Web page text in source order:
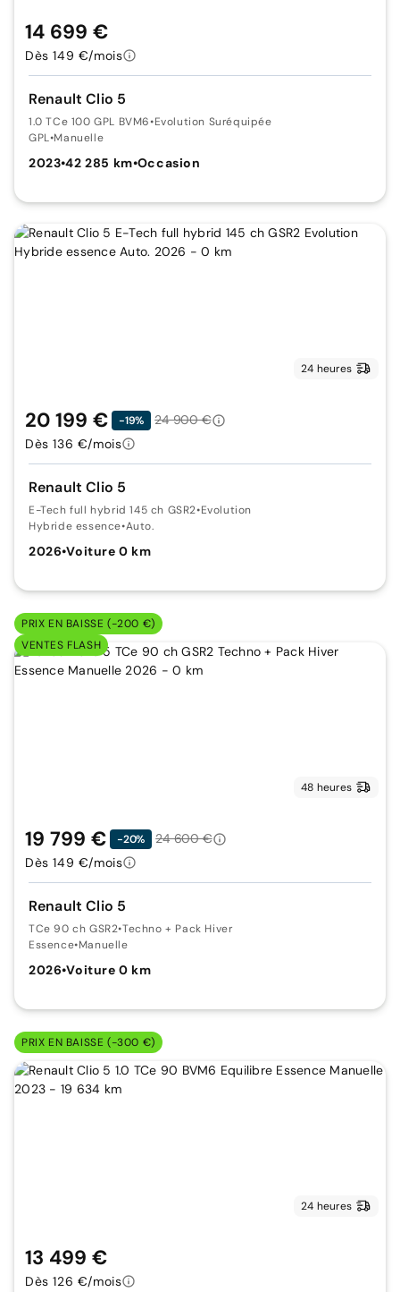
Renault Clio 5
1.0 TCe 100 GPL BVM6•Evolution Suréquipée
GPL•Manuelle
2023•42 285 km•Occasion
14 699 €
Dès 149 €/mois
24 heures
Renault Clio 5
E-Tech full hybrid 145 ch GSR2•Evolution
Hybride essence•Auto.
2026•Voiture 0 km
20 199 € -19%
24 900 €
Dès 136 €/mois
PRIX EN BAISSE (-200 €)
VENTES FLASH
48 heures
Renault Clio 5
TCe 90 ch GSR2•Techno + Pack Hiver
Essence•Manuelle
2026•Voiture 0 km
19 799 € -20%
24 600 €
Dès 149 €/mois
PRIX EN BAISSE (-300 €)
24 heures
13 499 €
Dès 126 €/mois